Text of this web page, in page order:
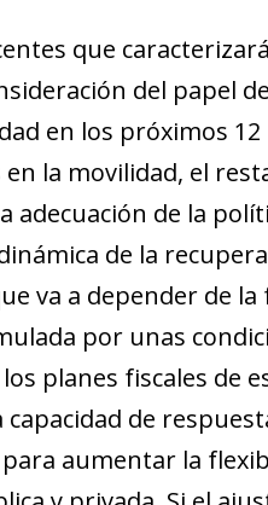
que
del papel
en los próximos 12
la movilidad, el
de la
de la
va a depender de la
por unas
planes fiscales de
de
aumentar la